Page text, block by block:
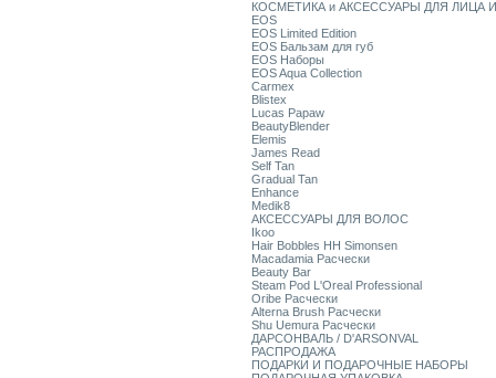
КОСМЕТИКА и АКСЕССУАРЫ ДЛЯ ЛИЦА
EOS
EOS Limited Edition
EOS Бальзам для губ
EOS Наборы
EOS Aqua Collection
Carmex
Blistex
Lucas Papaw
BeautyBlender
Elemis
James Read
Self Tan
Gradual Tan
Enhance
Medik8
АКСЕССУАРЫ ДЛЯ ВОЛОС
Ikoo
Hair Bobbles HH Simonsen
Macadamia Расчески
Beauty Bar
Steam Pod L'Oreal Professional
Oribe Расчески
Alterna Brush Расчески
Shu Uemura Расчески
ДАРСОНВАЛЬ / D'ARSONVAL
РАСПРОДАЖА
ПОДАРКИ И ПОДАРОЧНЫЕ НАБОРЫ